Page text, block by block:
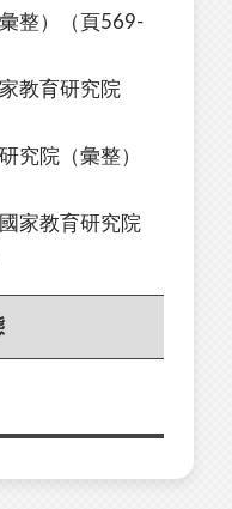
整）（頁569-
教育研究院
究院（彙整）
家教育研究院